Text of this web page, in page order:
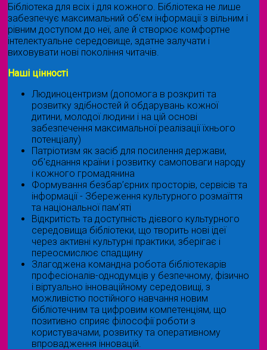
Бібліотека для всіх і для кожного. Бібліотека не лише
забезпечує максимальний об'єм інформації з вільним і
рівним доступом до неї, але й створює комфортне
інтелектуальне середовище, здатне залучати і
виховувати нові покоління читачів.
Наші цінності
Людиноцентризм (допомога в розкриті та
розвитку здібностей й обдарувань кожної
дитини, молодої людини і на цій основі
забезпечення максимальної реалізації їхнього
потенціалу)
Патріотизм як засіб для посилення держави,
об'єднання країни і розвитку самоповаги народу
і кожного громадянина
Формування безбар’єрних просторів, сервісів та
інформації - Збереження культурного розмаїття
та національної пам’яті
Відкритість та доступність дієвого культурного
середовища бібліотеки, що творить нові ідеї
через активні культурні практики, зберігає і
переосмислює спадщину
Злагоджена командна робота бібліотекарів
професіоналів-однодумців у безпечному, фізично
і віртуально інноваційному середовищі, з
можливістю постійного навчання новим
бібліотечним та цифровим компетенціям, що
позитивно сприяє філософії роботи з
користувачами, розвитку та оперативному
впровадження інновацій.